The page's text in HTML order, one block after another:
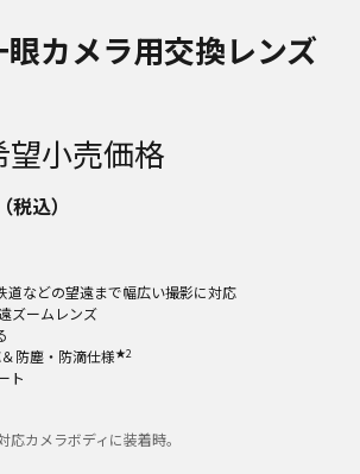
カメラ用交換レンズ
望小売価格
税込）
道などの望遠まで幅広い撮影に対応
ズームレンズ
＆防塵・防滴仕様★2
ト
応カメラボディに装着時。